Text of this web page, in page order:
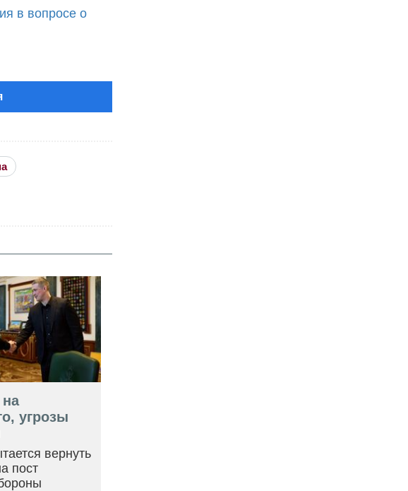
в вопросе о
угрозы
вернуть
пост